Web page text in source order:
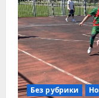
Без рубрики